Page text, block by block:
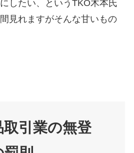
したい、というTKO木本氏
見れますがそんな甘いもの
引業の無登